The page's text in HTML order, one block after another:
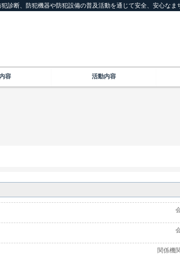
診断、防犯機器や防犯設備の普及活動を通じて安全、安心なま
容 活動内容
関係機